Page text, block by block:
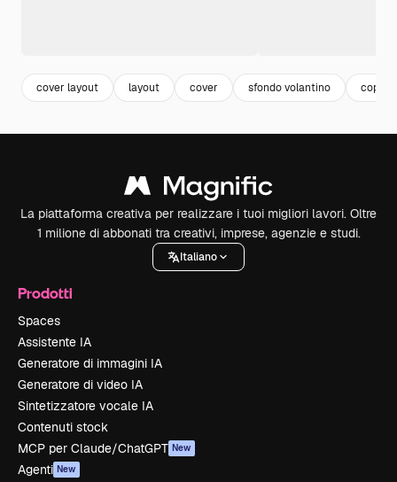
cover layout layout cover sfondo volantino
La piattaforma creativa per realizzare i tuoi migliori lavori. Oltre
1 milione di abbonati tra creativi, imprese, agenzie e studi.
Italiano
Prodotti
Spaces
Assistente IA
Generatore di immagini IA
Generatore di video IA
Sintetizzatore vocale IA
Contenuti stock
MCP per Claude/ChatGPT New
Agenti New